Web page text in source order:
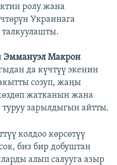
ролу жана
Украинага
Эммануэл Макрон
да күчтүү экенин
созуп, жаңы
жатканын жана
зарылдыгын айтты.
колдоо көрсөтүү
биз бир добуштан
алып салууга азыр